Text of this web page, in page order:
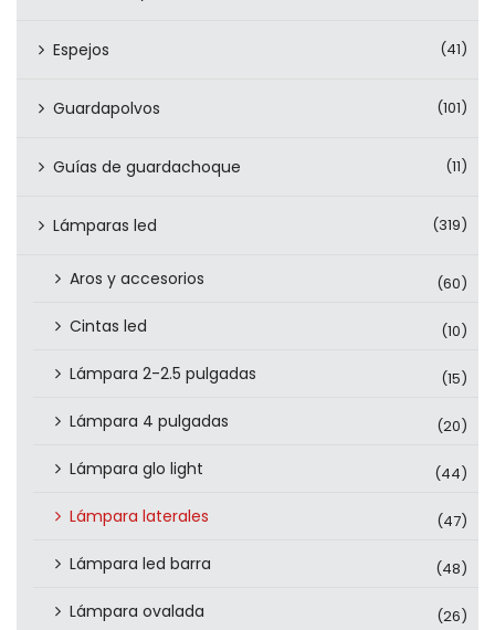
Espejos (41)
Guardapolvos (101)
Guías de guardachoque (11)
Lámparas led (319)
Aros y accesorios (60)
Cintas led (10)
Lámpara 2-2.5 pulgadas (15)
Lámpara 4 pulgadas (20)
Lámpara glo light (44)
Lámpara laterales (47)
Lámpara led barra (48)
Lámpara ovalada (26)